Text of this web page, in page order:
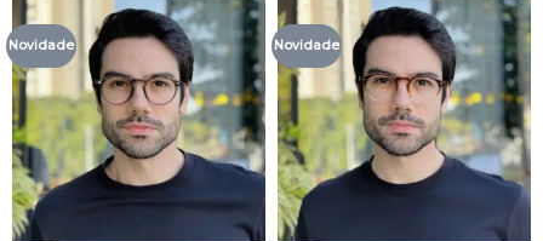
Novidade Novidade